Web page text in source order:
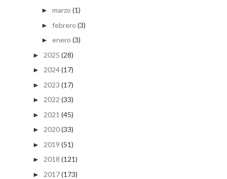
► marzo (1)
► febrero (3)
► enero (3)
► 2025 (28)
► 2024(17)
► 2023 (17)
► 2022 (33)
► 2021 (45)
► 2020(33)
► 2019 (51)
► 2018 (121)
► 2017(173)